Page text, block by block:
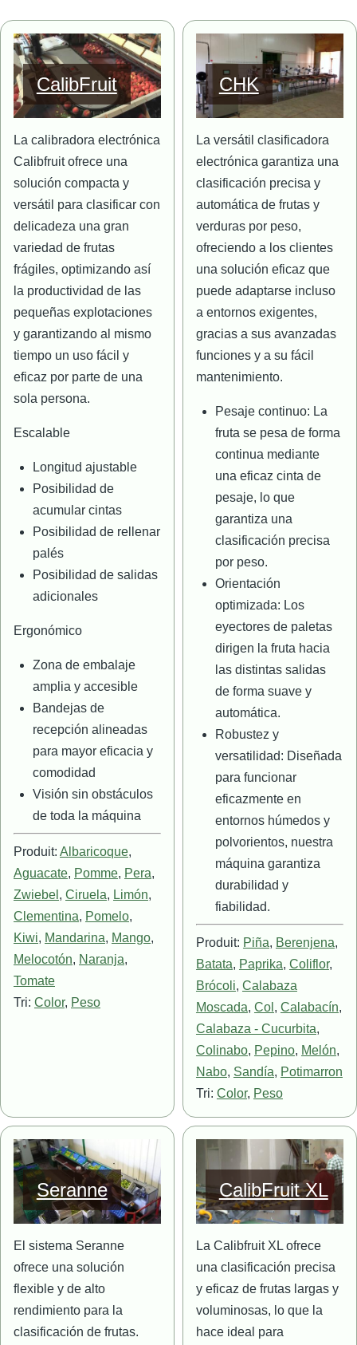
Imagen
CalibFruit
La calibradora electrónica
Calibfruit ofrece una
solución compacta y
versátil para clasificar con
delicadeza una gran
variedad de frutas
frágiles, optimizando así
la productividad de las
pequeñas explotaciones
y garantizando al mismo
tiempo un uso fácil y
eficaz por parte de una
sola persona.
Escalable
Longitud ajustable
Posibilidad de
acumular cintas
Posibilidad de rellenar
palés
Posibilidad de salidas
adicionales
Ergonómico
Zona de embalaje
amplia y accesible
Bandejas de
recepción alineadas
para mayor eficacia y
comodidad
Visión sin obstáculos
de toda la máquina
Produit: Albaricoque,
Aguacate, Pomme, Pera,
Zwiebel , Ciruela, Limón,
Clementina, Pomelo,
Kiwi, Mandarina, Mango,
Melocotón, Naranja,
Tomate
Tri: Color, Peso
Imagen
CHK
La versátil clasificadora
electrónica garantiza una
clasificación precisa y
automática de frutas y
verduras por peso,
ofreciendo a los clientes
una solución eficaz que
puede adaptarse incluso
a entornos exigentes,
gracias a sus avanzadas
funciones y a su fácil
mantenimiento.
Pesaje continuo: La
fruta se pesa de forma
continua mediante
una eficaz cinta de
pesaje, lo que
garantiza una
clasificación precisa
por peso.
Orientación
optimizada: Los
eyectores de paletas
dirigen la fruta hacia
las distintas salidas
de forma suave y
automática.
Robustez y
versatilidad: Diseñada
para funcionar
eficazmente en
entornos húmedos y
polvorientos, nuestra
máquina garantiza
durabilidad y
fiabilidad.
Produit: Piña, Berenjena,
Batata, Paprika, Coliflor,
Brócoli, Calabaza
Moscada, Col , Calabacín,
Calabaza - Cucurbita,
Colinabo, Pepino, Melón,
Nabo, Sandía, Potimarron
Tri: Color, Peso
Imagen
Seranne
El sistema Seranne
ofrece una solución
flexible y de alto
rendimiento para la
clasificación de frutas.
Imagen
CalibFruit XL
La Calibfruit XL ofrece
una clasificación precisa
y eficaz de frutas largas y
voluminosas, lo que la
hace ideal para